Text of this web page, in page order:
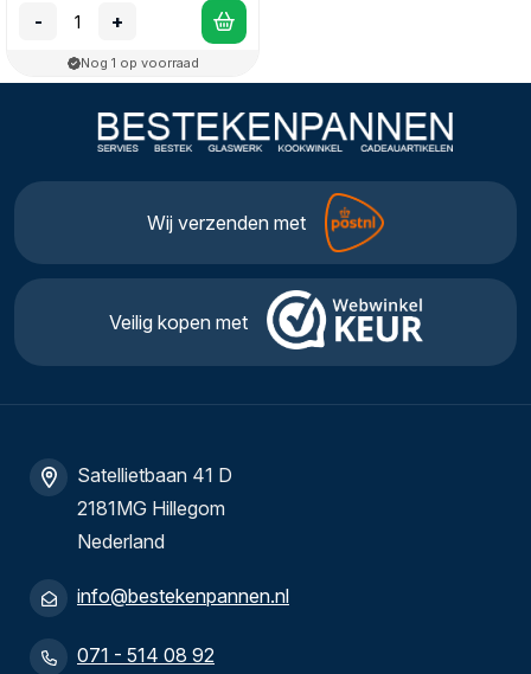
- +
Nog 1 op voorraad
Wij verzenden met
Veilig kopen met
Satellietbaan 41 D
2181MG Hillegom
Nederland
info@bestekenpannen.nl
071 - 514 08 92